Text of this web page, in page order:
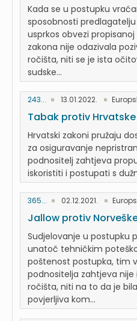
Kada se u postupku
sposobnosti
usprkos obvezi
zakona nije odazivala
ročišta, niti se je ista
sudske...
243... 13.01.2022.
Tabak protiv Hrvatske
Hrvatski zakoni pružaju
za osiguravanje
podnositelj zahtjeva
iskoristiti i postupati s
365... 02.12.2021.
Jallow protiv
Sudjelovanje u postupku
unatoč tehničkim
poštenost postupka, tim
podnositelja zahtjeva
ročišta, niti na to da je
povjerljiva kom...